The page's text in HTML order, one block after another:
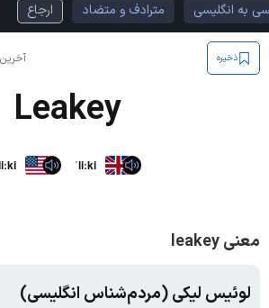
به انگلیسی مترادف و متضاد ارجاع
ذخیره
Leakey
ˈliːki
معنی leakey
لوئیس لیکی (مردم‌شناس انگلیسی)